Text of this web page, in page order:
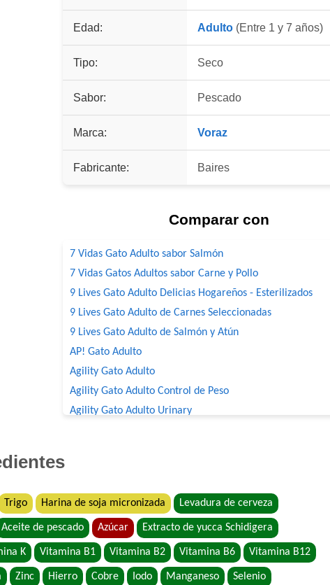
Edad: Adulto (Entre 1 y 7 años)
Tipo: Seco
Sabor: Pescado
Marca: Voraz
Fabricante: Baires
Comparar con
7 Vidas Gato Adulto sabor Salmón
7 Vidas Gatos Adultos sabor Carne y Pollo
9 Lives Gato Adulto Delicias Hogareños - Esterilizados
9 Lives Gato Adulto de Carnes Seleccionadas
9 Lives Gato Adulto de Salmón y Atún
AP! Gato Adulto
Agility Gato Adulto
Agility Gato Adulto Control de Peso
Agility Gato Adulto Urinary
Bonelo Gato Adulto
Bonelo Gato Adulto
Brio Gato Adulto
Capitán Gato Adulto
Trigo Harina de soja micronizada Levadura de cerveza
Aceite de pescado Azúcar Extracto de yucca Schidigera
K Vitamina B1 Vitamina B2 Vitamina B6 Vitamina B12
Zinc Hierro Cobre Iodo Manganeso Selenio